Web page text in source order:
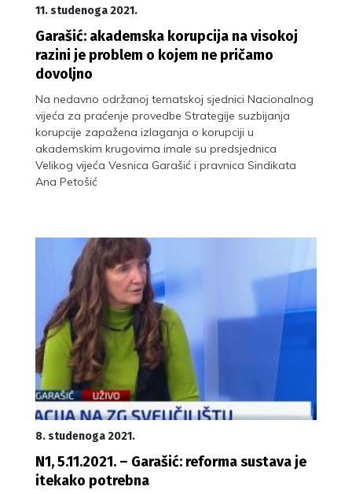
11. studenoga 2021.
Garašić: akademska korupcija na visokoj
razini je problem o kojem ne pričamo
dovoljno
Na nedavno održanoj tematskoj sjednici Nacionalnog
vijeća za praćenje provedbe Strategije suzbijanja
korupcije zapažena izlaganja o korupciji u
akademskim krugovima imale su predsjednica
Velikog vijeća Vesnica Garašić i pravnica Sindikata
Ana Petošić
8. studenoga 2021.
N1, 5.11.2021. – Garašić: reforma sustava je
itekako potrebna